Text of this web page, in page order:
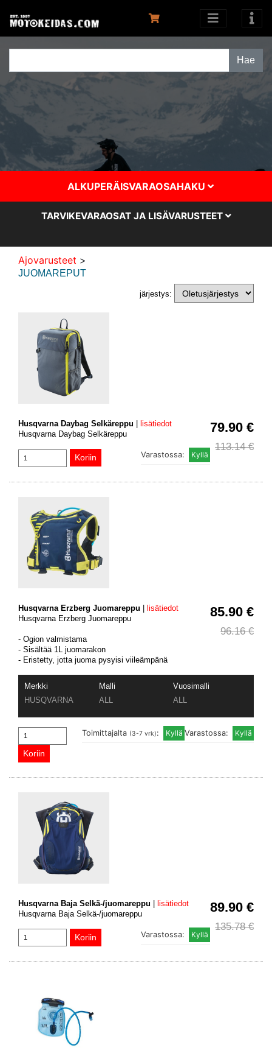
ALKUPERÄISVARAOSAHAKU
TARVIKEVARAOSAT JA LISÄVARUSTEET
Ajovarusteet >
JUOMAREPUT
järjestys:
79.90 €
113.14 €
Husqvarna Daybag Selkäreppu
lisätiedot
Husqvarna Daybag Selkäreppu
Varastossa:
85.90 €
96.16 €
Husqvarna Erzberg Juomareppu | lisätiedot
Husqvarna Erzberg Juomareppu
- Ogion valmistama
- Sisältää 1L juomarakon
- Eristetty, jotta juoma pysyisi viileämpänä
Merkki Malli
Vuosimalli
HUSQVARNA
ALL ALL
Varastossa:
Toimittajalta (3-7 vrk):
89.90 €
135.78 €
Husqvarna Baja Selkä-/juomareppu | lisätiedot
Husqvarna Baja Selkä-/juomareppu
Varastossa: